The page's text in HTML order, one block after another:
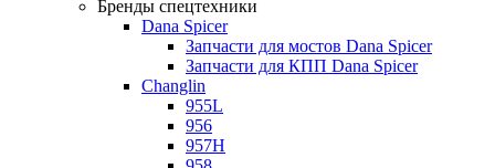
Бренды спецтехники
Dana Spicer
Запчасти для мостов Dana Spicer
Запчасти для КПП Dana Spicer
Changlin
955L
956
957H